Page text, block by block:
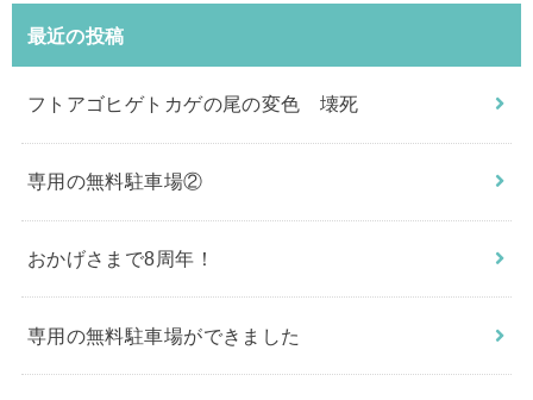
最近の投稿
フトアゴヒゲトカゲの尾の変色 壊死
専用の無料駐車場②
おかげさまで8周年！
専用の無料駐車場ができました